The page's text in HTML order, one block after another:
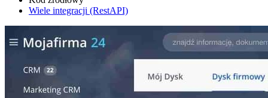
Wiele integracji (RestAPI)